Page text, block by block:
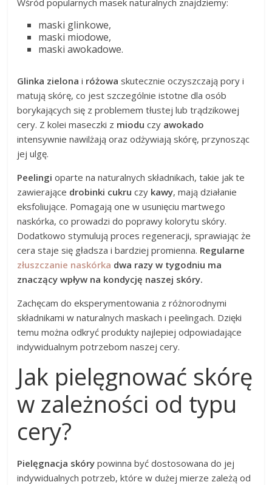
Wśród popularnych masek naturalnych znajdziemy:
maski glinkowe,
maski miodowe,
maski awokadowe.
Glinka zielona i różowa skutecznie oczyszczają pory i
matują skórę, co jest szczególnie istotne dla osób
borykających się z problemem tłustej lub trądzikowej
cery. Z kolei maseczki z miodu czy awokado
intensywnie nawilżają oraz odżywiają skórę, przynosząc
jej ulgę.
Peelingi oparte na naturalnych składnikach, takie jak te
zawierające drobinki cukru czy kawy, mają działanie
eksfoliujące. Pomagają one w usunięciu martwego
naskórka, co prowadzi do poprawy kolorytu skóry.
Dodatkowo stymulują proces regeneracji, sprawiając że
cera staje się gładsza i bardziej promienna. Regularne
złuszczanie naskórka dwa razy w tygodniu ma
znaczący wpływ na kondycję naszej skóry.
Zachęcam do eksperymentowania z różnorodnymi
składnikami w naturalnych maskach i peelingach. Dzięki
temu można odkryć produkty najlepiej odpowiadające
indywidualnym potrzebom naszej cery.
Jak pielęgnować skórę
w zależności od typu
cery?
Pielęgnacja skóry powinna być dostosowana do jej
indywidualnych potrzeb, które w dużej mierze zależą od